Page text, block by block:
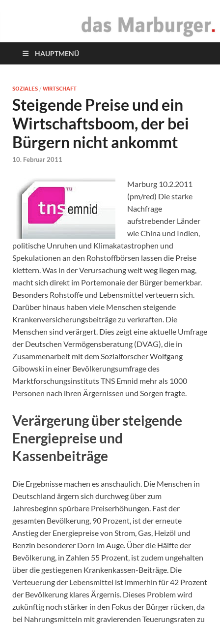
das Marburger.
HAUPTMENÜ
SOZIALES / WIRTSCHAFT
Steigende Preise und ein
Wirtschaftsboom, der bei
Bürgern nicht ankommt
10. Februar 2011
Marburg 10.2.2011
(pm/red) Die starke
Nachfrage
aufstrebender Länder
wie China und Indien,
politische Unruhen und Klimakatastrophen und
Spekulationen an den Rohstoffbörsen lassen die Preise
klettern. Was in der Verursachung weit weg liegen mag,
macht sich direkt im Portemonaie der Bürger bemerkbar.
Besonders Rohstoffe und Lebensmittel verteuern sich.
Darüber hinaus haben viele Menschen steigende
Krankenversicherungsbeiträge zu verkraften. Die
Menschen sind verärgert. Dies zeigt eine aktuelle Umfrage
der Deutschen Vermögensberatung (DVAG), die in
Zusammenarbeit mit dem Sozialforscher Wolfgang
Gibowski in einer Bevölkerungsumfrage des
Marktforschungsinstituts TNS Emnid mehr als 1000
Personen nach ihren Ärgernissen und Sorgen fragte.
Verärgerung über steigende
Energiepreise und
Kassenbeiträge
Die Ergebnisse machen es anschaulich. Die Menschen in
Deutschland ärgern sich durchweg über zum
Jahresbeginn spürbare Preiserhöhungen. Fast der
gesamten Bevölkerung, 90 Prozent, ist der erneute
Anstieg der Energiepreise von Strom, Gas, Heizöl und
Benzin besonderer Dorn im Auge. Über die Hälfte der
Bevölkerung, in Zahlen 55 Prozent, ist zudem ungehalten
über die gestiegenen Krankenkassen-Beiträge. Die
Verteuerung der Lebensmittel ist immerhin für 42 Prozent
der Bevölkerung klares Ärgernis. Dieses Problem wird
zukünftig noch stärker in den Fokus der Bürger rücken, da
bei Nahrungsmitteln mit gravierenden Teuerungsraten zu